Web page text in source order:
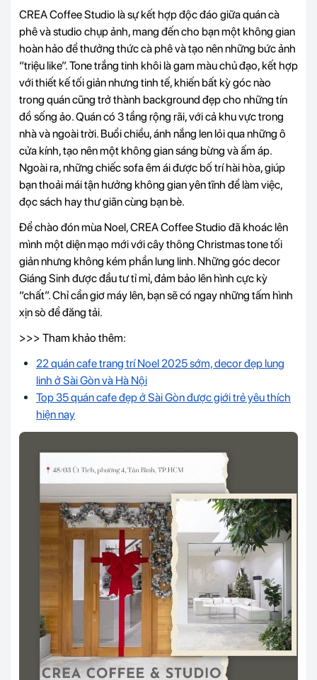
CREA Coffee Studio là sự kết hợp độc đáo giữa quán cà
phê và studio chụp ảnh, mang đến cho bạn một không gian
hoàn hảo để thưởng thức cà phê và tạo nên những bức ảnh
“triệu like”. Tone trắng tinh khôi là gam màu chủ đạo, kết hợp
với thiết kế tối giản nhưng tinh tế, khiến bất kỳ góc nào
trong quán cũng trở thành background đẹp cho những tín
đồ sống ảo. Quán có 3 tầng rộng rãi, với cả khu vực trong
nhà và ngoài trời. Buổi chiều, ánh nắng len lỏi qua những ô
cửa kính, tạo nên một không gian sáng bừng và ấm áp.
Ngoài ra, những chiếc sofa êm ái được bố trí hài hòa, giúp
bạn thoải mái tận hưởng không gian yên tĩnh để làm việc,
đọc sách hay thư giãn cùng bạn bè.
Để chào đón mùa Noel, CREA Coffee Studio đã khoác lên
mình một diện mạo mới với cây thông Christmas tone tối
giản nhưng không kém phần lung linh. Những góc decor
Giáng Sinh được đầu tư tỉ mỉ, đảm bảo lên hình cực kỳ
“chất”. Chỉ cần giơ máy lên, bạn sẽ có ngay những tấm hình
xịn sò để đăng tải.
>>> Tham khảo thêm:
22 quán cafe trang trí Noel 2025 sớm, decor đẹp lung
linh ở Sài Gòn và Hà Nội
Top 35 quán cafe đẹp ở Sài Gòn được giới trẻ yêu thích
hiện nay